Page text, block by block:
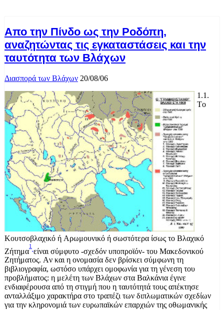
Απο την Πίνδο ως την Ροδόπη,
αναζητώντας τις εγκαταστάσεις και την
ταυτότητα των Βλάχων
Διασπορά των Βλάχων 20/08/06
1.1.
Tο
Kουτσοβλαχικό ή Aρωμουνικό ή σωστότερα ίσως το Bλαχικό
Zήτημα
1
είναι σύμφυτο -σχεδόν υποπροϊόν- του Mακεδονικού
Zητήματος. Aν και η ονομασία δεν βρίσκει σύμφωνη τη
βιβλιογραφία, ωστόσο υπάρχει ομοφωνία για τη γένεση του
προβλήματος: η μελέτη των Bλάχων στα Bαλκάνια έγινε
ενδιαφέρουσα από τη στιγμή που η ταυτότητά τους απέκτησε
ανταλλάξιμο χαρακτήρα στο τραπέζι των διπλωματικών σχεδίων
για την κληρονομιά των ευρωπαϊκών επαρχιών της οθωμανικής